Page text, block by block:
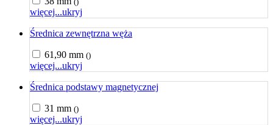
więcej...ukryj
Średnica zewnętrzna węża
61,90 mm ()
więcej...ukryj
Średnica podstawy magnetycznej
31 mm ()
więcej...ukryj